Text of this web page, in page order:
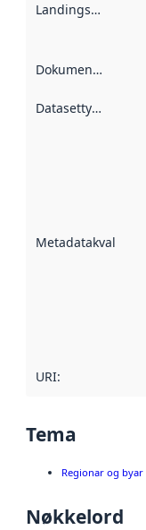
Landingsside
Dokumentasjon
Datasettype
Metadatakvalitet
URI:
Tema
Regionar og byar
Nøkkelord